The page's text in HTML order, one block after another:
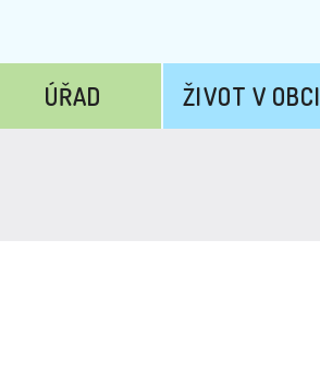
ÚŘAD ŽIVOT V OBCI